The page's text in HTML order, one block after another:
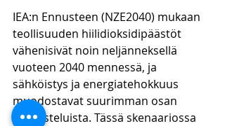
IEA:n Ennusteen (NZE2040) mukaan
teollisuuden hiilidioksidipäästöt
vähenisivät noin neljänneksellä
vuoteen 2040 mennessä, ja
sähköistys ja energiatehokkuus
muodostavat suurimman osan
ponnisteluista. Tässä skenaariossa